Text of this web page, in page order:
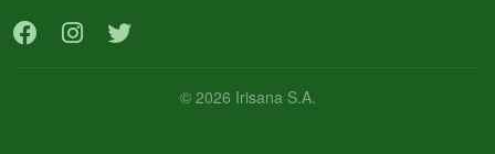
© 2026 Irisana S.A.